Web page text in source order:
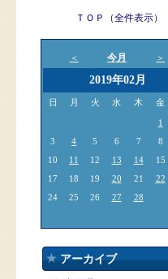
ＴＯＰ（全件表示）
＜ 今月 ＞
2019年02月
日 月 火 水 木 金
1
3
4 5 6 7 8
10
11 12 13 14 15
17
18 19 20 21 22
24
25 26 27 28
アーカイブ